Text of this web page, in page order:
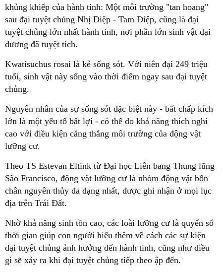
khủng khiếp của hành tinh: Một môi trường "tan hoang"
sau đại tuyệt chủng Nhị Điệp - Tam Điệp, cũng là đại
tuyệt chủng lớn nhất hành tinh, nơi phần lớn sinh vật đại
dương đã tuyệt tích.
Kwatisuchus rosai là kẻ sống sót. Với niên đại 249 triệu
tuổi, sinh vật này sống vào thời điểm ngay sau đại tuyệt
chủng.
Nguyên nhân của sự sống sót đặc biệt này - bất chấp kích
lớn là một yếu tố bất lợi - có thể do khả năng thích nghi
cao với điều kiện căng thẳng môi trường của động vật
lưỡng cư.
Theo TS Estevan Eltink từ Đại học Liên bang Thung lũng
São Francisco, động vật lưỡng cư là nhóm động vật bốn
chân nguyên thủy đa dạng nhất, được ghi nhận ở mọi lục
địa trên Trái Đất.
Nhờ khả năng sinh tồn cao, các loài lưỡng cư là quyển sổ
thời gian giúp con người hiểu thêm về cách các sự kiện
đại tuyệt chủng ảnh hưởng đến hành tinh, cũng như điều
gì sẽ xảy ra khi đại tuyệt chủng tiếp theo ập đến.